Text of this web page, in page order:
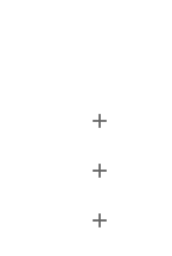


